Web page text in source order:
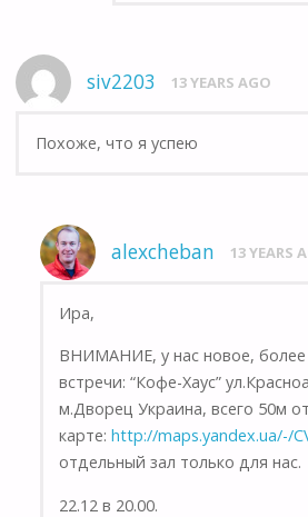
siv2203 13 YEARS AGO
Похоже, что я успею
alexcheban 13 YEARS
Ира,
ВНИМАНИЕ, у нас новое, более
встречи: “Кофе-Хаус”
м.Дворец Украина, всего 50м
карте:http://maps.yandex.ua/-/
отдельный зал только для нас.
22.12 в 20.00.